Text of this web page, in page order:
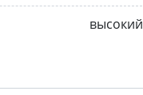
высокий